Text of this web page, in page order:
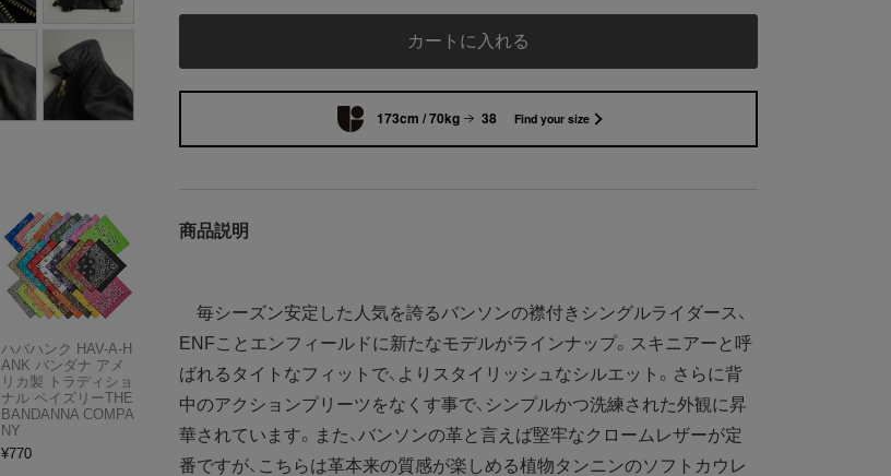
カートに入れる
173cm / 70kg 38 Find your size
商品説明
毎シーズン安定した人気を誇るバンソンの襟付きシングルライダース、
ENFことエンフィールドに新たなモデルがラインナップ。スキニアーと呼
ばれるタイトなフィットで、よりスタイリッシュなシルエット。さらに背
中のアクションプリーツをなくす事で、シンプルかつ洗練された外観に昇
華されています。また、バンソンの革と言えば堅牢なクロームレザーが定
番ですが、こちらは革本来の質感が楽しめる植物タンニンのソフトカウレ
ハバハンク HAV-A-H
ANK バンダナ アメ
リカ製 トラディショ
ナル ペイズリーTHE
BANDANNA COMPA
NY
¥770